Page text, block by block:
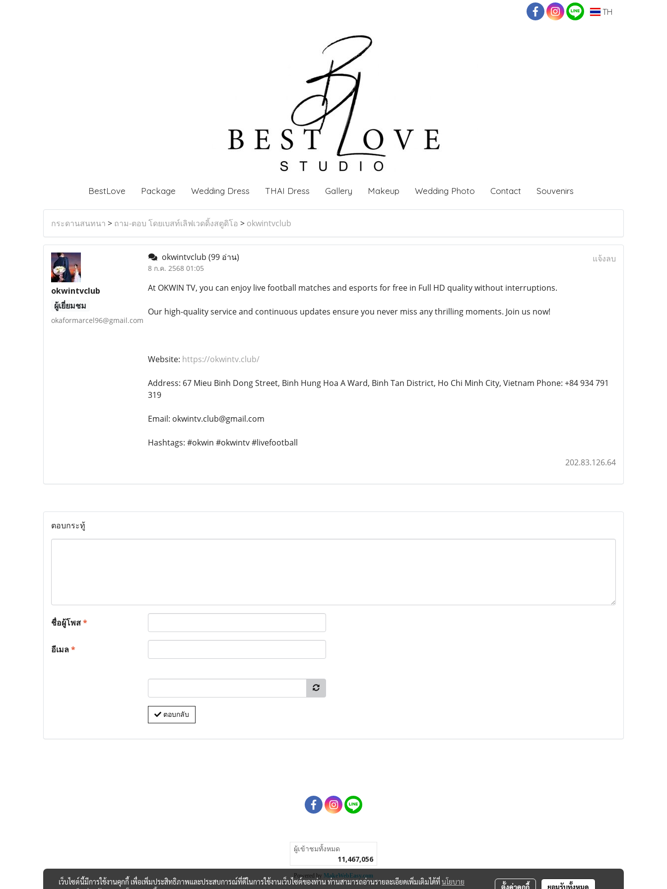
TH
BestLove Package Wedding Dress THAI Dress Gallery Makeup Wedding Photo Contact Souvenirs
กระดานสนทนา > ถาม-ตอบ โดยเบสท์เลิฟเวดดิ้งสตูดิโอ > okwintvclub
okwintvclub
ผู้เยี่ยมชม
okaformarcel96@gmail.com
okwintvclub (99 อ่าน)
8 ก.ค. 2568 01:05
แจ้งลบ
At OKWIN TV, you can enjoy live football matches and esports for free in Full HD quality without interruptions.
Our high-quality service and continuous updates ensure you never miss any thrilling moments. Join us now!
Website: https://okwintv.club/
Address: 67 Mieu Binh Dong Street, Binh Hung Hoa A Ward, Binh Tan District, Ho Chi Minh City, Vietnam Phone: +84 934 791
319
Email: okwintv.club@gmail.com
Hashtags: #okwin #okwintv #livefootball
202.83.126.64
ตอบกระทู้
ชื่อผู้โพส*
อีเมล*
ตอบกลับ
ผู้เข้าชมทั้งหมด
11,467,056
Powered by MakeWebEasy.com
เว็บไซต์นี้มีการใช้งานคุกกี้ เพื่อเพิ่มประสิทธิภาพและประสบการณ์ที่ดีในการใช้งานเว็บไซต์ของท่าน ท่านสามารถอ่านรายละเอียดเพิ่มเติมได้ที่นโยบาย
ตั้งค่าคุกกี้ ยอมรับทั้งหมด